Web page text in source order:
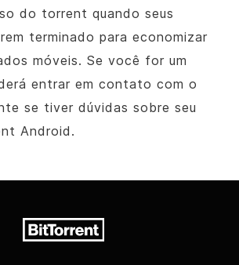
do torrent quando seus
terminado para economizar
móveis. Se você for um
entrar em contato com o
se tiver dúvidas sobre seu
Android.